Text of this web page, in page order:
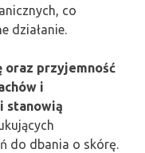
co
działanie.
oraz przyjemność
i
stanowią
do dbania o skórę.